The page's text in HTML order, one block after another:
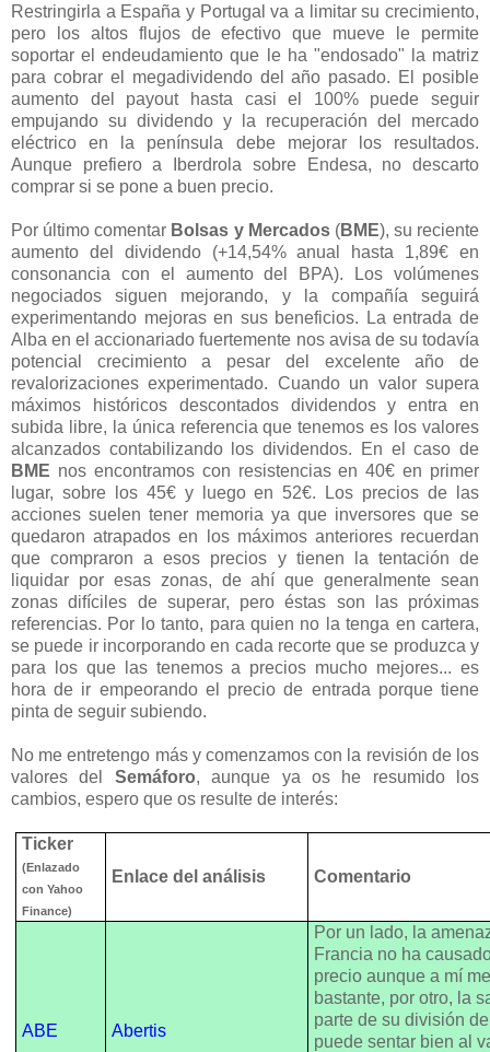
Restringirla a España y Portugal va a limitar su crecimiento,
pero los altos flujos de efectivo que mueve le permite
soportar el endeudamiento que le ha "endosado" la matriz
para cobrar el megadividendo del año pasado. El posible
aumento del payout hasta casi el 100% puede seguir
empujando su dividendo y la recuperación del mercado
eléctrico en la península debe mejorar los resultados.
Aunque prefiero a Iberdrola sobre Endesa, no descarto
comprar si se pone a buen precio.
Por último comentar Bolsas y Mercados (BME), su reciente
aumento del dividendo (+14,54% anual hasta 1,89€ en
consonancia con el aumento del BPA). Los volúmenes
negociados siguen mejorando, y la compañía seguirá
experimentando mejoras en sus beneficios. La entrada de
Alba en el accionariado fuertemente nos avisa de su todavía
potencial crecimiento a pesar del excelente año de
revalorizaciones experimentado. Cuando un valor supera
máximos históricos descontados dividendos y entra en
subida libre, la única referencia que tenemos es los valores
alcanzados contabilizando los dividendos. En el caso de
BME nos encontramos con resistencias en 40€ en primer
lugar, sobre los 45€ y luego en 52€. Los precios de las
acciones suelen tener memoria ya que inversores que se
quedaron atrapados en los máximos anteriores recuerdan
que compraron a esos precios y tienen la tentación de
liquidar por esas zonas, de ahí que generalmente sean
zonas difíciles de superar, pero éstas son las próximas
referencias. Por lo tanto, para quien no la tenga en cartera,
se puede ir incorporando en cada recorte que se produzca y
para los que las tenemos a precios mucho mejores... es
hora de ir empeorando el precio de entrada porque tiene
pinta de seguir subiendo.
No me entretengo más y comenzamos con la revisión de los
valores del Semáforo, aunque ya os he resumido los
cambios, espero que os resulte de interés:
Ticker
(Enlazado
con Yahoo
Finance)
Enlace del análisis Comentario
ABE Abertis
Por un lado, la
Francia no ha
precio aunque a mí
bastante, por otro, la
parte de su división
puede sentar bien al